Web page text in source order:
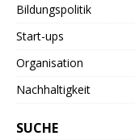
Bildungspolitik
Start-ups
Organisation
Nachhaltigkeit
SUCHE